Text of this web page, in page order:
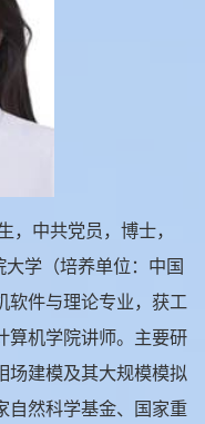
，中共党员，博士，
学（培养单位：中国
软件与理论专业，获工
算机学院讲师。主要研
场建模及其大规模模拟
自然科学基金、国家重